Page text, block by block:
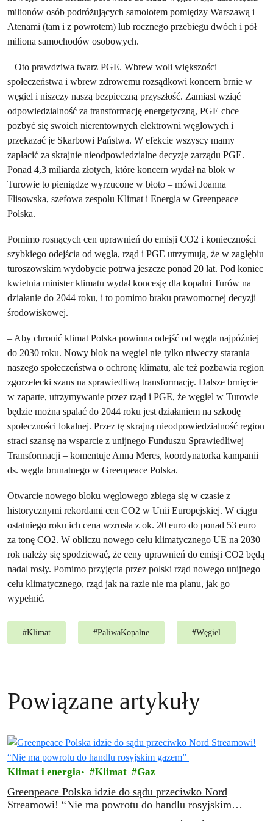
milionów osób podróżujących samolotem pomiędzy Warszawą i
Atenami (tam i z powrotem) lub rocznego przebiegu dwóch i pół
miliona samochodów osobowych.
– Oto prawdziwa twarz PGE. Wbrew woli większości
społeczeństwa i wbrew zdrowemu rozsądkowi koncern brnie w
węgiel i niszczy naszą bezpieczną przyszłość. Zamiast wziąć
odpowiedzialność za transformację energetyczną, PGE chce
pozbyć się swoich nierentownych elektrowni węglowych i
przekazać je Skarbowi Państwa. W efekcie wszyscy mamy
zapłacić za skrajnie nieodpowiedzialne decyzje zarządu PGE.
Ponad 4,3 miliarda złotych, które koncern wydał na blok w
Turowie to pieniądze wyrzucone w błoto – mówi Joanna
Flisowska, szefowa zespołu Klimat i Energia w Greenpeace
Polska.
Pomimo rosnących cen uprawnień do emisji CO2 i konieczności
szybkiego odejścia od węgla, rząd i PGE utrzymują, że w zagłębiu
turoszowskim wydobycie potrwa jeszcze ponad 20 lat. Pod koniec
kwietnia minister klimatu wydał koncesję dla kopalni Turów na
działanie do 2044 roku, i to pomimo braku prawomocnej decyzji
środowiskowej.
– Aby chronić klimat Polska powinna odejść od węgla najpóźniej
do 2030 roku. Nowy blok na węgiel nie tylko niweczy starania
naszego społeczeństwa o ochronę klimatu, ale też pozbawia region
zgorzelecki szans na sprawiedliwą transformację. Dalsze brnięcie
w zaparte, utrzymywanie przez rząd i PGE, że węgiel w Turowie
będzie można spalać do 2044 roku jest działaniem na szkodę
społeczności lokalnej. Przez tę skrajną nieodpowiedzialność region
straci szansę na wsparcie z unijnego Funduszu Sprawiedliwej
Transformacji – komentuje Anna Meres, koordynatorka kampanii
ds. węgla brunatnego w Greenpeace Polska.
Otwarcie nowego bloku węglowego zbiega się w czasie z
historycznymi rekordami cen CO2 w Unii Europejskiej. W ciągu
ostatniego roku ich cena wzrosła z ok. 20 euro do ponad 53 euro
za tonę CO2. W obliczu nowego celu klimatycznego UE na 2030
rok należy się spodziewać, że ceny uprawnień do emisji CO2 będą
nadal rosły. Pomimo przyjęcia przez polski rząd nowego unijnego
celu klimatycznego, rząd jak na razie nie ma planu, jak go
wypełnić.
#Klimat #PaliwaKopalne #Węgiel
Powiązane artykuły
Klimat i energia Klimat Gaz
Greenpeace Polska idzie do sądu przeciwko Nord
Streamowi! “Nie ma powrotu do handlu rosyjskim